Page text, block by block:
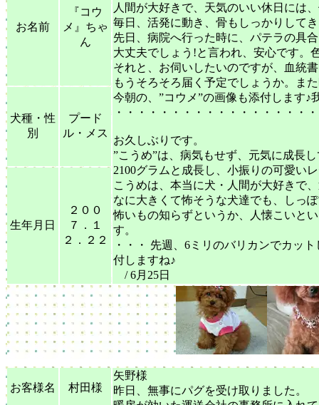
人間が大好きで、天気のいい休日には
毎日、活発に動き、骨もしっかりして
先日、病院へ行った時に、パテラの具
大丈夫でしょう!と言われ、安心です。
それと、お伺いしたいのですが、血統
もうそろそろ届く予定でしょうか。ま
今朝の、”コウメ”の画像も添付します♪
・・・・・・・・・・・・・・・・・
お久しぶりです。
”こうめ”は、病気もせず、元気に成長
2100グラムと成長し、小振りの可愛い
こうめは、本当に犬・人間が大好きで
なに大きくて怖そうな犬達でも、しっ
怖いもの知らずというか、人懐こいと
す。
・・・ 先週、6ミリのバリカンでカッ
付しますね♪
/ 6月25日
お名前
『コウ
メ』ちゃ
ん
犬種・性
別
プード
ル・メス
生年月日
２００
７．１
２．２２
お客様名 村田様
矢野様
昨日、無事にパグを受け取りました。